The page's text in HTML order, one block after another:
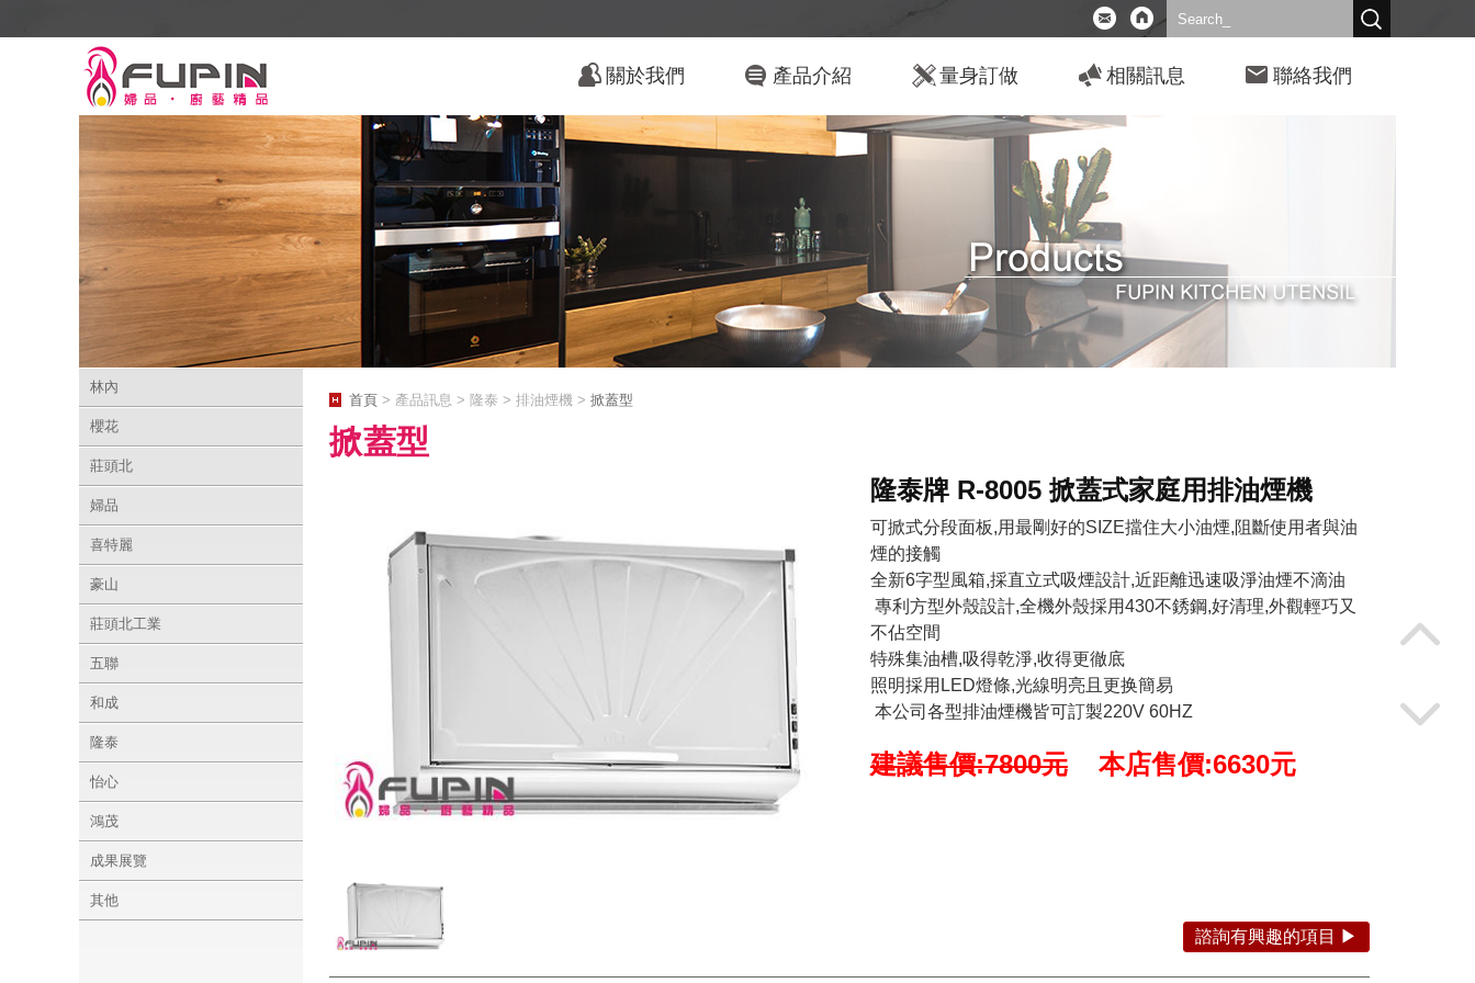
關於我們 產品介紹 量身訂做 相關訊息 聯絡我們
林內
櫻花
莊頭北
婦品
喜特麗
豪山
莊頭北工業
五聯
和成
隆泰
怡心
鴻茂
成果展覽
其他
首頁 > 產品訊息 > 隆泰 > 排油煙機 > 掀蓋型
掀蓋型
隆泰牌 R-8005 掀蓋式家庭用排油煙機
可掀式分段面板,用最剛好的SIZE擋住大小油煙,阻斷使用者與油
煙的接觸
全新6字型風箱,採直立式吸煙設計,近距離迅速吸淨油煙不滴油
專利方型外殼設計,全機外殼採用430不銹鋼,好清理,外觀輕巧又
不佔空間
特殊集油槽,吸得乾淨,收得更徹底
照明採用LED燈條,光線明亮且更换簡易
本公司各型排油煙機皆可訂製220V 60HZ
建議售價:7800元本店售價:6630元
諮詢有興趣的項目 ▶